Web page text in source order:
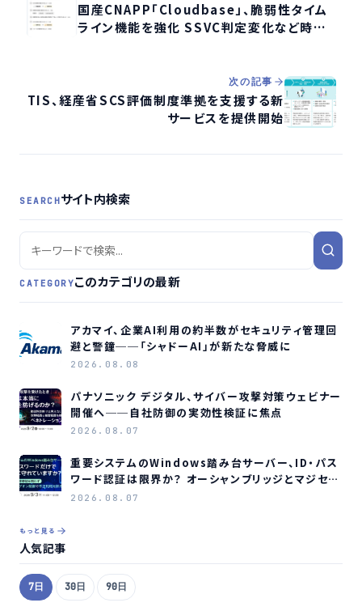
国産CNAPP「Cloudbase」、脆弱性タイム
ライン機能を強化 SSVC判定変化など時系
次の記事
TIS、経産省SCS評価制度準拠を支援する新
サービスを提供開始
SEARCHサイト内検索
CATEGORYこのカテゴリの最新
アカマイ、企業AI利用の約半数がセキュリティ管理回
避と警鐘──「シャドーAI」が新たな脅威に
2026.08.08
パナソニック デジタル、サイバー攻撃対策ウェビナー
開催へ──自社防御の実効性検証に焦点
2026.08.07
重要システムのWindows踏み台サーバー、ID・パス
ワード認証は限界か？ オーシャンブリッジとマジセミ
がウェビナー開催へ
2026.08.07
もっと見る
人気記事
7日 30日 90日